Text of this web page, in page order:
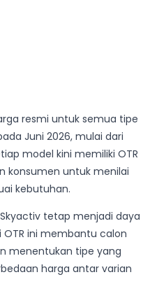
resmi untuk semua tipe
Juni 2026, mulai dari
model kini memiliki OTR
konsumen untuk menilai
kebutuhan.
tetap menjadi daya
ini membantu calon
menentukan tipe yang
harga antar varian